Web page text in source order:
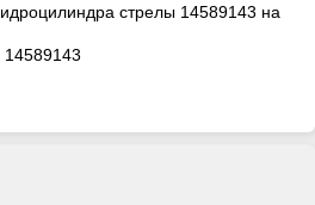
стрелы 14589143 на